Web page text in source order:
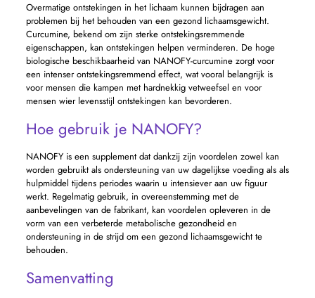
Overmatige ontstekingen in het lichaam kunnen bijdragen aan
problemen bij het behouden van een gezond lichaamsgewicht.
Curcumine, bekend om zijn sterke ontstekingsremmende
eigenschappen, kan ontstekingen helpen verminderen. De hoge
biologische beschikbaarheid van NANOFY-curcumine zorgt voor
een intenser ontstekingsremmend effect, wat vooral belangrijk is
voor mensen die kampen met hardnekkig vetweefsel en voor
mensen wier levensstijl ontstekingen kan bevorderen.
Hoe gebruik je NANOFY?
NANOFY is een supplement dat dankzij zijn voordelen zowel kan
worden gebruikt als ondersteuning van uw dagelijkse voeding als als
hulpmiddel tijdens periodes waarin u intensiever aan uw figuur
werkt. Regelmatig gebruik, in overeenstemming met de
aanbevelingen van de fabrikant, kan voordelen opleveren in de
vorm van een verbeterde metabolische gezondheid en
ondersteuning in de strijd om een ​​gezond lichaamsgewicht te
behouden.
Samenvatting